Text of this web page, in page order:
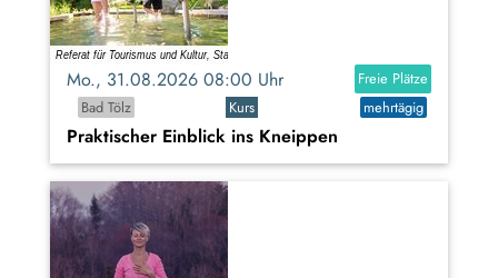
Mo., 31.08.2026 08:00 Uhr
Freie Plätze
Bad Tölz
Kurs mehrtägig
Praktischer Einblick ins Kneippen